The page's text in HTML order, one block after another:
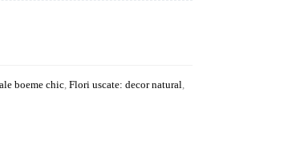
boeme chic Flori uscate: decor natural